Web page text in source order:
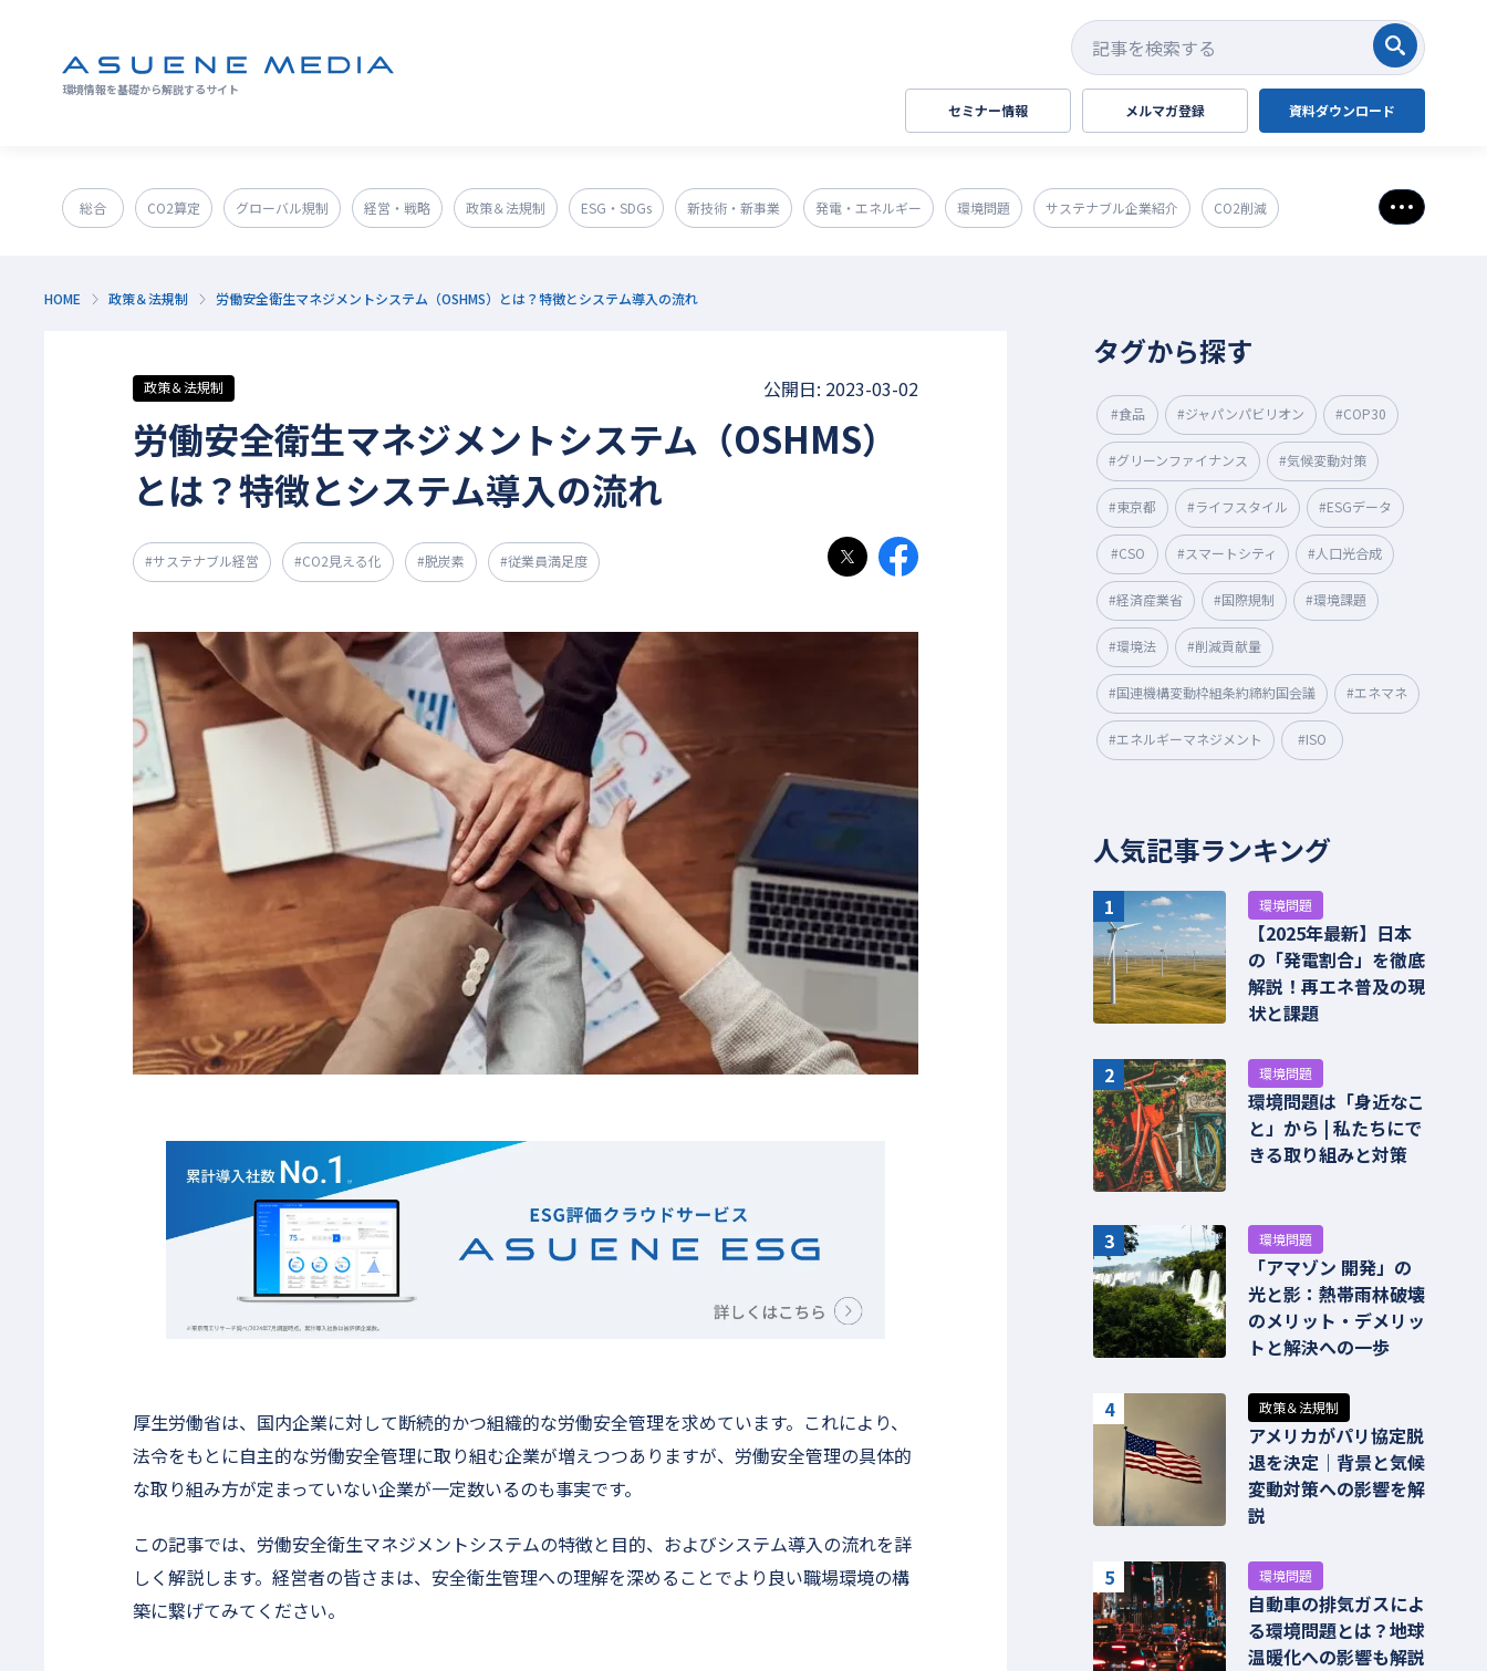
環境情報を基礎から解説するサイト
検索する
セミナー情報 メルマガ登録 資料ダウンロード
総合 CO2算定 グローバル規制 経営・戦略 政策＆法規制 ESG・SDGs 新技術・新事業 発電・エネルギー 環境問題 サステナブル企業紹介 CO2削減
さらに表
HOME 政策＆法規制 労働安全衛生マネジメントシステム（OSHMS）とは？特徴とシステム導入の流れ
政策＆法規制 公開日: 2023-03-02
労働安全衛生マネジメントシステム（OSHMS）
とは？特徴とシステム導入の流れ
#サステナブル経営 #CO2見える化 #脱炭素 #従業員満足度
厚生労働省は、国内企業に対して断続的かつ組織的な労働安全管理を求めています。これにより、
法令をもとに自主的な労働安全管理に取り組む企業が増えつつありますが、労働安全管理の具体的
な取り組み方が定まっていない企業が一定数いるのも事実です。
この記事では、労働安全衛生マネジメントシステムの特徴と目的、およびシステム導入の流れを詳
しく解説します。経営者の皆さまは、安全衛生管理への理解を深めることでより良い職場環境の構
築に繋げてみてください。
タグから探す
#食品 #ジャパンパビリオン #COP30
#グリーンファイナンス #気候変動対策
#東京都 #ライフスタイル #ESGデータ
#CSO #スマートシティ #人口光合成
#経済産業省 #国際規制 #環境課題
#環境法 #削減貢献量
#国連機構変動枠組条約締約国会議 #エネマネ
#エネルギーマネジメント #ISO
人気記事ランキング
1 環境問題
【2025年最新】日本
の「発電割合」を徹底
解説！再エネ普及の現
状と課題
2 環境問題
環境問題は「身近なこ
と」から | 私たちにで
きる取り組みと対策
3 環境問題
「アマゾン 開発」の
光と影：熱帯雨林破壊
のメリット・デメリッ
トと解決への一歩
4 政策＆法規制
アメリカがパリ協定脱
退を決定｜背景と気候
変動対策への影響を解
説
5 環境問題
自動車の排気ガスによ
る環境問題とは？地球
温暖化への影響も解説